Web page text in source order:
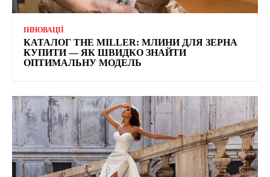
ІННОВАЦІЇ
КАТАЛОГ THE MILLER: МЛИНИ ДЛЯ ЗЕРНА
КУПИТИ — ЯК ШВИДКО ЗНАЙТИ
ОПТИМАЛЬНУ МОДЕЛЬ